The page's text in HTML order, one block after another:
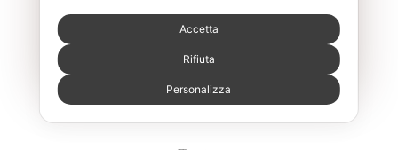
SCOPRI DI PIÙ
Accetta
Rifiuta
Personalizza